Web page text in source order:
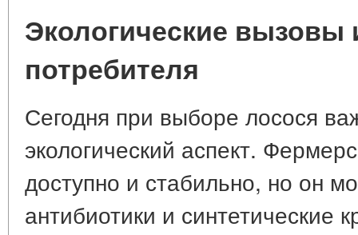
Экологические
потребителя
Сегодня при выборе лосося
экологический аспект.
доступно и стабильно, но он
антибиотики и синтетические